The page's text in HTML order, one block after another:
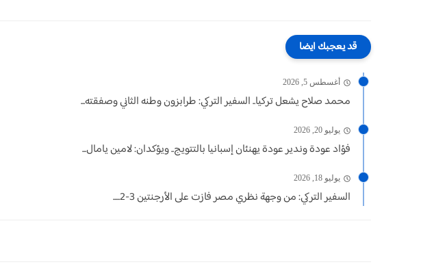
قد يعجبك ايضا
أغسطس 5, 2026
محمد صلاح يشعل تركيا.. السفير التركي: طرابزون وطنه الثاني وصفقته...
يوليو 20, 2026
فؤاد عودة وندير عودة يهنئان إسبانيا بالتتويج.. ويؤكدان: لامين يامال...
يوليو 18, 2026
السفير التركي: من وجهة نظري مصر فازت على الأرجنتين 3-2.....